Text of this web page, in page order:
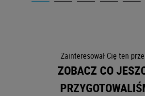
Zainteresował Cię ten
ZOBACZ CO